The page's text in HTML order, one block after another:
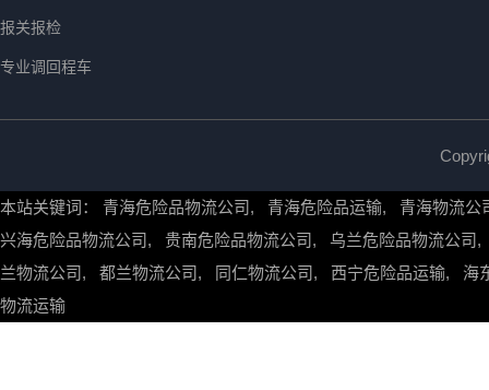
报关报检
专业调回程车
本站关键词： 青海危险品物流公司, 青海危险品运输, 青海物流公
兴海危险品物流公司, 贵南危险品物流公司, 乌兰危险品物流公司
兰物流公司, 都兰物流公司, 同仁物流公司, 西宁危险品运输, 海
物流运输